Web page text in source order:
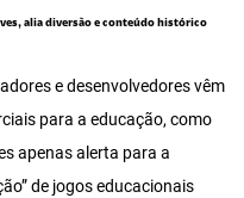
alia diversão e conteúdo histórico
e desenvolvedores vêm
para a educação, como
apenas alerta para a
de jogos educacionais